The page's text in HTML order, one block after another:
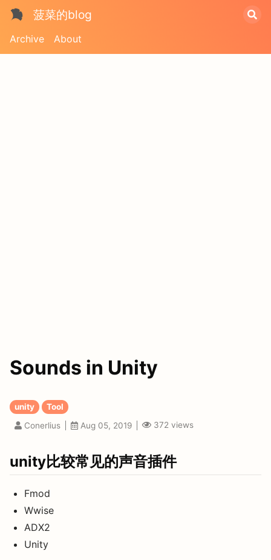
菠菜的blog
Archive About
Sounds in Unity
unity
Tool
Conerlius
Aug 05, 2019 372 views
unity比较常见的声音插件
Fmod
Wwise
ADX2
Unity